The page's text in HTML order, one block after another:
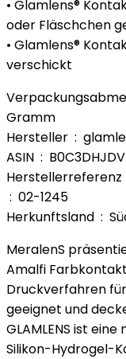
• Glamlens®
oder Fläschchen
• Glamlens®
verschickt
Verpackungsabmessungen ‏ : ‎ 12,1
Gramm
Hersteller ‏ :
ASIN ‏ :
Herstellerreferenz
‏ : ‎ 02-1245
MeralenS
Amalfi
Druckverfahren
geeignet und
GLAMLENS ist
Silikon-Hydrogel-